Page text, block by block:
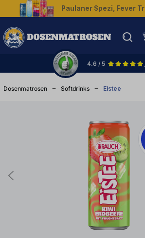
springen Paulaner Spezi, Fever
4.6 / 5
Dosenmatrosen Softdrinks Eistee